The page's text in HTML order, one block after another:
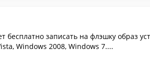
бесплатно записать на флэшку образ
Windows 2008, Windows 7....